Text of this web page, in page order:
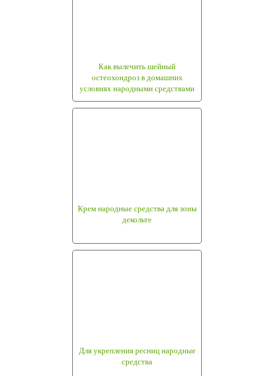
Как вылечить шейный
остеохондроз в домашних
условиях народными средствами
Крем народные средства для зоны
декольте
Для укрепления ресниц народные
средства